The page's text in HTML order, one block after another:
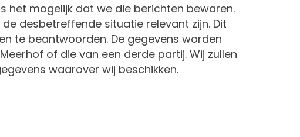
het mogelijk dat we die berichten bewaren.
desbetreffende situatie relevant zijn. Dit
te beantwoorden. De gegevens worden
of die van een derde partij. Wij zullen
waarover wij beschikken.